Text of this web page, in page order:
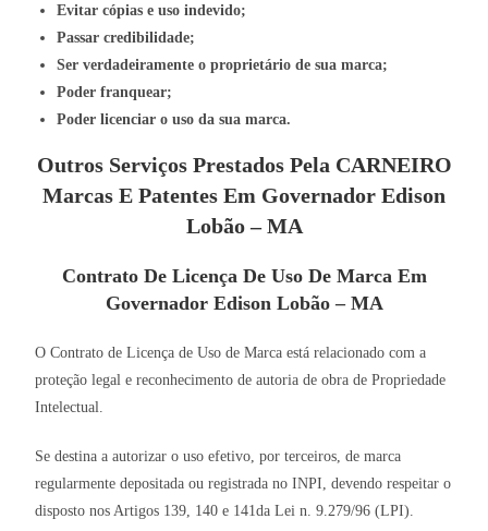
Evitar cópias e uso indevido;
Passar credibilidade;
Ser verdadeiramente o proprietário de sua marca;
Poder franquear;
Poder licenciar o uso da sua marca.
Outros Serviços Prestados Pela CARNEIRO
Marcas E Patentes Em Governador Edison
Lobão – MA
Contrato De Licença De Uso De Marca Em
Governador Edison Lobão – MA
O Contrato de Licença de Uso de Marca está relacionado com a
proteção legal e reconhecimento de autoria de obra de Propriedade
Intelectual.
Se destina a autorizar o uso efetivo, por terceiros, de marca
regularmente depositada ou registrada no INPI, devendo respeitar o
disposto nos Artigos 139, 140 e 141da Lei n. 9.279/96 (LPI).